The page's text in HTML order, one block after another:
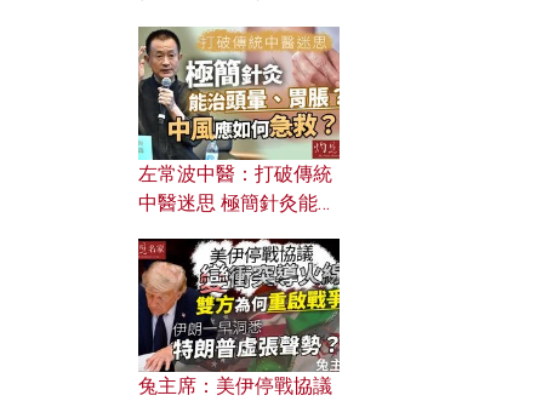
校內數字教育如何實踐
落地？
左常波中醫：打破傳統
中醫迷思 極簡針灸能治
何急救？
兔主席：美伊停戰協議